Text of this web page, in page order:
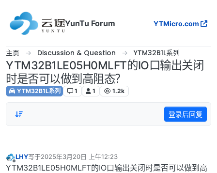
YunTu Forum
YTMicro.com
主页 Discussion & Question YTM32B1L系列
YTM32B1LE05H0MLFT的IO口输出关闭
时是否可以做到高阻态？
YTM32B1L系列 1 1 1.2k
登录后回复
离线
LHY写于2025年3月20日 上午12:23
最后由 编辑
YTM32B1LE05H0MLFT的IO口输出关闭时是否可以做到高